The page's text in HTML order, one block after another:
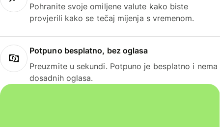
Pohranite svoje omiljene valute kako biste
provjerili kako se tečaj mijenja s vremenom.
Potpuno besplatno, bez oglasa
Preuzmite u sekundi. Potpuno je besplatno i nema
dosadnih oglasa.